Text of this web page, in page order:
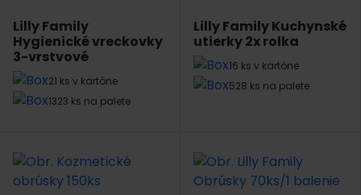
Lilly Family
Hygienické vreckovky
3-vrstvové
21 ks v kartóne
1323 ks na palete
Lilly Family Kuchynské
utierky 2x rolka
16 ks v kartóne
528 ks na palete